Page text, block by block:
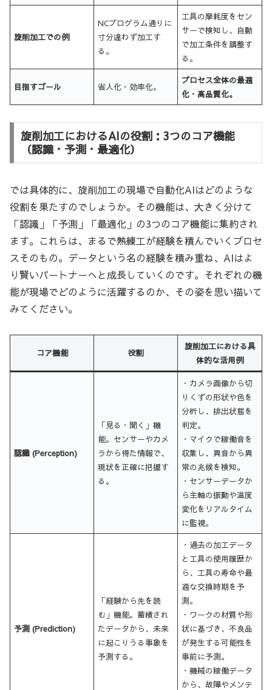
旋削加工での例
NCプログラム通りに
寸分違わず加工す
る。
工具の摩耗度をセン
サーで検知し、自動
で加工条件を調整す
る。
目指すゴール 省人化・効率化。
プロセス全体の最適
化・高品質化。
旋削加工におけるAIの役割：3つのコア機能
（認識・予測・最適化）
では具体的に、旋削加工の現場で自動化AIはどのような
役割を果たすのでしょうか。その機能は、大きく分けて
「認識」「予測」「最適化」の3つのコア機能に集約され
ます。これらは、まるで熟練工が経験を積んでいくプロセ
スそのもの。データという名の経験を積み重ね、AIはよ
り賢いパートナーへと成長していくのです。それぞれの機
能が現場でどのように活躍するのか、その姿を思い描いて
みてください。
コア機能 役割
旋削加工における具
体的な活用例
認識 (Perception)
「見る・聞く」機
能。センサーやカメ
ラから得た情報で、
現状を正確に把握す
る。
・カメラ画像から切
りくずの形状や色を
分析し、排出状態を
判定。
・マイクで稼働音を
収集し、異音から異
常の兆候を検知。
・センサーデータか
ら主軸の振動や温度
変化をリアルタイム
に監視。
予測 (Prediction)
「経験から先を読
む」機能。蓄積され
たデータから、未来
に起こりうる事象を
予測する。
・過去の加工データ
と工具の使用履歴か
ら、工具の寿命や最
適な交換時期を予
測。
・ワークの材質や形
状に基づき、不良品
が発生する可能性を
事前に予測。
・機械の稼働データ
から、故障やメンテ